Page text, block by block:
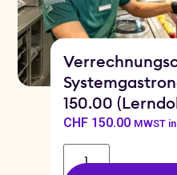
150.00
CHF150.00 MWST